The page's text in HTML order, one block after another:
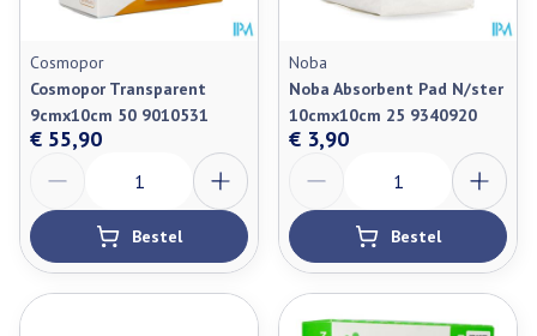
Cosmopor
Cosmopor Transparent
9cmx10cm 50 9010531
€ 55,90
Bestel
Noba
Noba Absorbent Pad N/ster
10cmx10cm 25 9340920
€ 3,90
Bestel